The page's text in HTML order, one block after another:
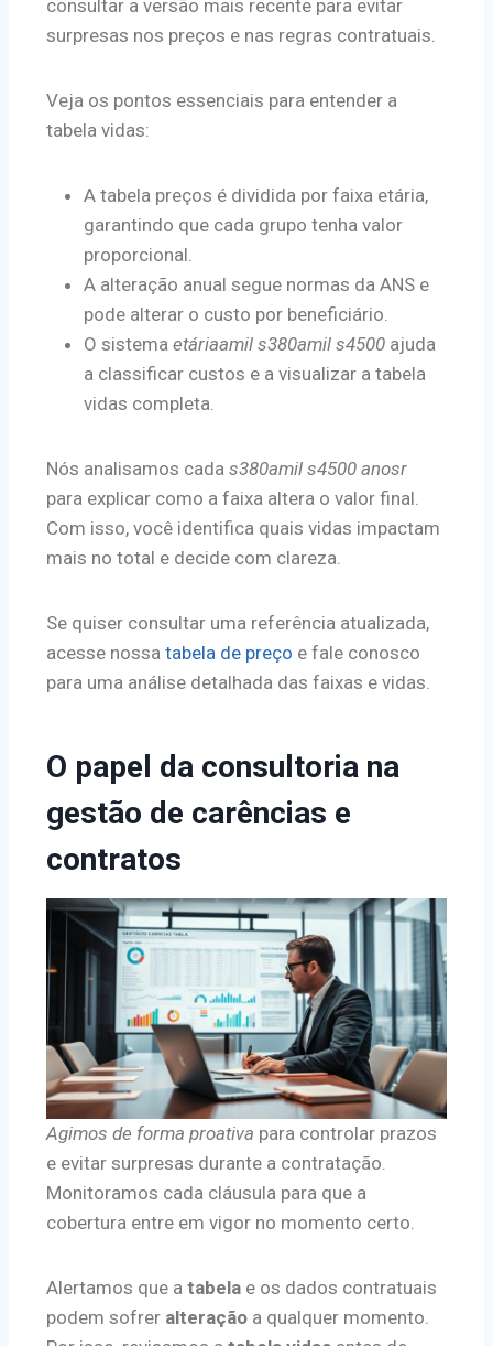
consultar a versão mais recente para evitar
surpresas nos preços e nas regras contratuais.
Veja os pontos essenciais para entender a
tabela vidas:
A tabela preços é dividida por faixa etária,
garantindo que cada grupo tenha valor
proporcional.
A alteração anual segue normas da ANS e
pode alterar o custo por beneficiário.
O sistema etáriaamil s380amil s4500 ajuda
a classificar custos e a visualizar a tabela
vidas completa.
Nós analisamos cada s380amil s4500 anosr
para explicar como a faixa altera o valor final.
Com isso, você identifica quais vidas impactam
mais no total e decide com clareza.
Se quiser consultar uma referência atualizada,
acesse nossa tabela de preço e fale conosco
para uma análise detalhada das faixas e vidas.
O papel da consultoria na
gestão de carências e
contratos
Agimos de forma proativa para controlar prazos
e evitar surpresas durante a contratação.
Monitoramos cada cláusula para que a
cobertura entre em vigor no momento certo.
Alertamos que a tabela e os dados contratuais
podem sofrer alteração a qualquer momento.